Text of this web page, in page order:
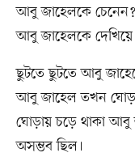
আবু জাহেলকে চেনেন?
আবু জাহেলকে দেখিয়ে
ছুটতে ছুটতে আবু
আবু জাহেল তখন
ঘোড়ায় চড়ে থাকা আবু
অসম্ভব ছিল।